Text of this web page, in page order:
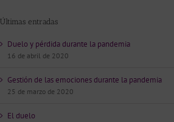
Últimas entradas
Duelo y pérdida durante la pandemia
16 de abril de 2020
Gestión de las emociones durante la pandemia
25 de marzo de 2020
El duelo